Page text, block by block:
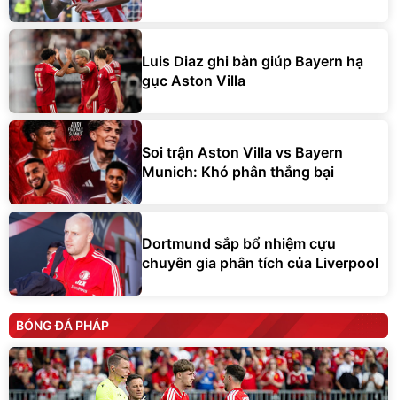
Luis Diaz ghi bàn giúp Bayern hạ
gục Aston Villa
Soi trận Aston Villa vs Bayern
Munich: Khó phân thắng bại
Dortmund sắp bổ nhiệm cựu
chuyên gia phân tích của Liverpool
BÓNG ĐÁ PHÁP